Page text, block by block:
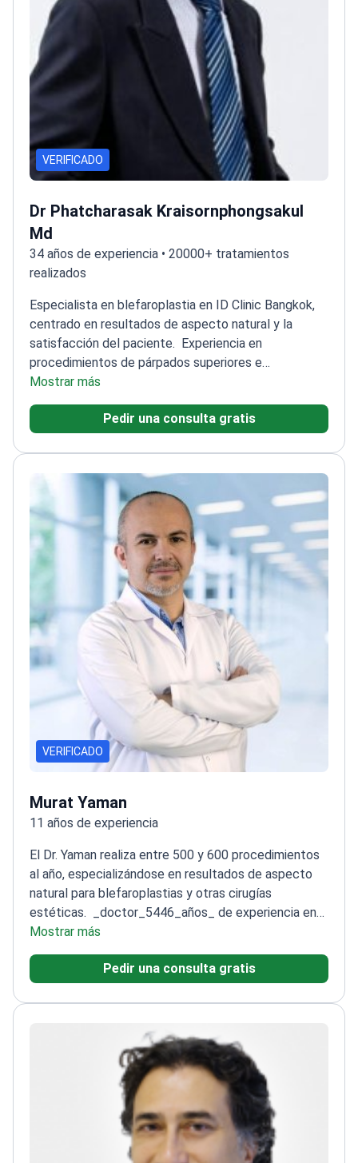
VERIFICADO
Dr Phatcharasak Kraisornphongsakul
Md
34 años de experiencia • 20000+ tratamientos
realizados
Especialista en blefaroplastia en ID Clinic Bangkok,
centrado en resultados de aspecto natural y la
satisfacción del paciente.
Experiencia en
procedimientos de párpados superiores e
inferioresEnfatiza la mínima cicatrización y técnicas
de recuperación rápidaUtiliza métodos quirúrgicos
avanzados para resultados precisos
Mostrar más
Pedir una consulta gratis
VERIFICADO
Murat Yaman
11 años de experiencia
El Dr. Yaman realiza entre 500 y 600 procedimientos
al año, especializándose en resultados de aspecto
natural para blefaroplastias y otras cirugías
estéticas.
_doctor_5446_años_ de experiencia en
cirugía plástica y reconstructiva
gama de procedimientos faciales, incluida la
corrección de párpados Miembro de la Sociedad
PlásticaFormación básica en microcirugía en la
Universidad Hacettepe
Mostrar más
Pedir una consulta gratis